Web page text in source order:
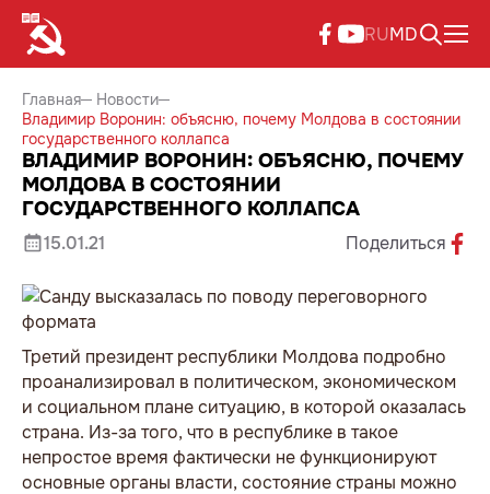
RUMD
Главная
Новости
Владимир Воронин: объясню, почему Молдова в состоянии
государственного коллапса
ВЛАДИМИР ВОРОНИН: ОБЪЯСНЮ, ПОЧЕМУ
МОЛДОВА В СОСТОЯНИИ
ГОСУДАРСТВЕННОГО КОЛЛАПСА
15.01.21 Поделиться
Третий президент республики Молдова подробно
проанализировал в политическом, экономическом
и социальном плане ситуацию, в которой оказалась
страна. Из-за того, что в республике в такое
непростое время фактически не функционируют
основные органы власти, состояние страны можно